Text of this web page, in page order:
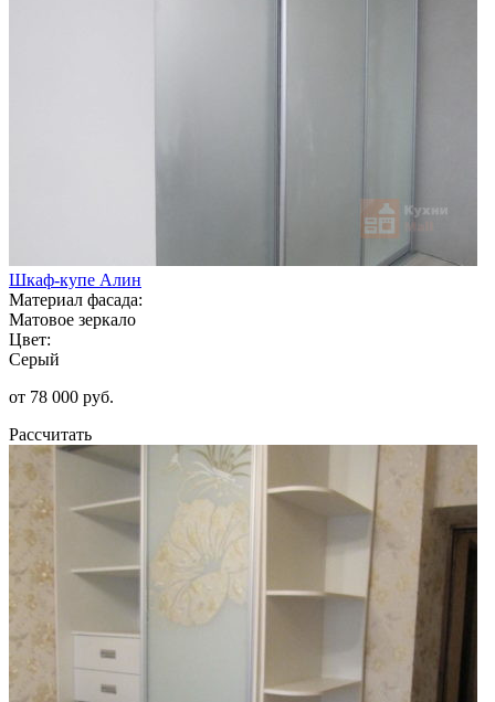
Шкаф-купе Алин
Материал фасада:
Матовое зеркало
Цвет:
Серый
от 78 000 руб.
Рассчитать